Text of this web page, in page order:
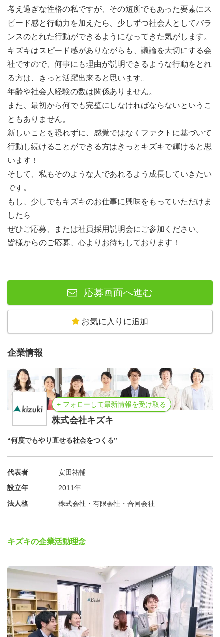
考え過ぎな性格の私ですが、その短所でもあった要素にス
ピード感と行動力を加えたら、少しずつ社会人としてバラ
ンスのとれた行動ができるようになってきた気がします。
キズキはスピード感がありながらも、議論を大切にする会
社ですので、何事にも理由が説明できるような行動をとれ
る方は、きっと活躍出来ると思います。
年齢や社会人経験の数は関係ありません。
また、最初から何でも完璧にしなければならないというこ
ともありません。
新しいことを恐れずに、感覚ではなくファクトに基づいて
行動し続けることができる方はきっとキズキで輝けると思
います！
そして、私もそのような人であれるよう成長していきたい
です。
もし、少しでもキズキのお仕事に興味をもっていただけま
したら
ぜひご応募、または社員採用説明会にご参加ください。
皆様からのご応募、心よりお待ちしております！
応募画面へ進む
お気に入りに追加
企業情報
+ フォローして最新情報を受け取る
株式会社キズキ
“何度でもやり直せる社会をつくる”
代表者
安田祐輔
設立年
2011年
法人格
株式会社・有限会社・合同会社
キズキの企業活動理念